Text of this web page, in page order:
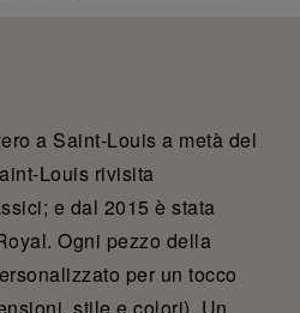
a Saint-Louis a metà del
Louis rivisita
e dal 2015 è stata
Ogni pezzo della
per un tocco
stile e colori). Un